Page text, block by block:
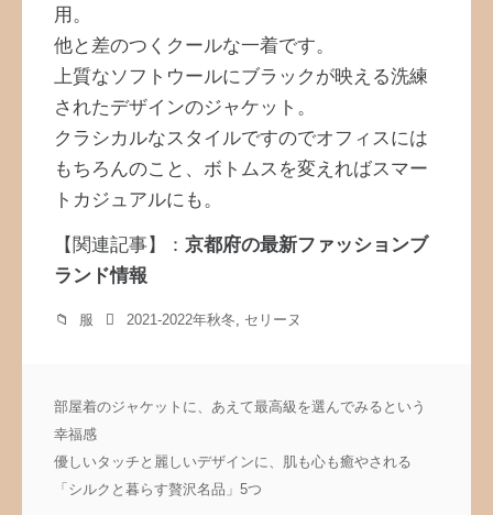
用。
他と差のつくクールな一着です。
上質なソフトウールにブラックが映える洗練
されたデザインのジャケット。
クラシカルなスタイルですのでオフィスには
もちろんのこと、ボトムスを変えればスマー
トカジュアルにも。
【関連記事】： 京都府の最新ファッションブ
ランド情報
服 2021-2022年秋冬 セリーヌ
投
稿
ナ
ビ
ゲ
部屋着のジャケットに、あえて最高級を選んでみるという
幸福感
優しいタッチと麗しいデザインに、肌も心も癒やされる
「シルクと暮らす贅沢名品」5つ